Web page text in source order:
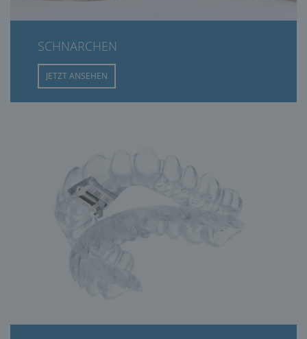
SCHNARCHEN
JETZT ANSEHEN